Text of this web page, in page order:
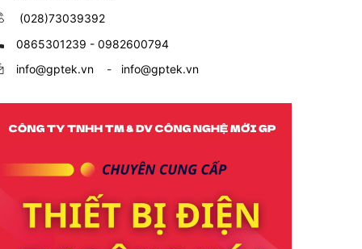
(028)73039392
0865301239 - 0982600794
info@gptek.vn
- info@gptek.vn